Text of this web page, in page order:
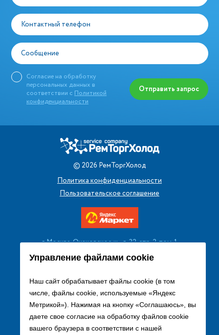
Управление файлами cookie
Наш сайт обрабатывает файлы cookie (в том
числе, файлы cookie, используемые «Яндекс
Метрикой»). Нажимая на кнопку «Соглашаюсь», вы
даете свое согласие на обработку файлов cookie
вашего браузера в соответствии с нашей
Контактный телефон
Сообщение
Согласие на обработку
персональных данных в
соответствии с Политикой
конфиденциальности
Отправить запрос
© 2026 РемТоргХолод
Политика конфиденциальности
Пользовательское соглашение
г. Москва, Очаковское ш., д. 32, стр. 2, пом. 1
+7 (495) 256 08 13
Заказать звонок
sales@remtorgholod.ru